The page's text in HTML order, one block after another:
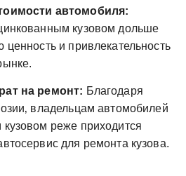
автомобиля:
кузовом дольше
ценность и привлекательность
на ремонт: Благодаря
владельцам автомобилей
реже приходится
для ремонта кузова.